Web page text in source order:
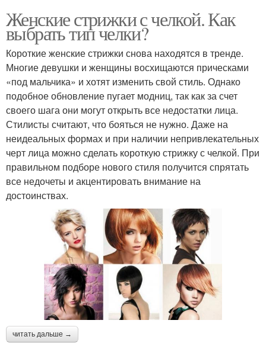
Женские стрижки с челкой. Как
выбрать тип челки?
Короткие женские стрижки снова находятся в тренде.
Многие девушки и женщины восхищаются прическами
«под мальчика» и хотят изменить свой стиль. Однако
подобное обновление пугает модниц, так как за счет
своего шага они могут открыть все недостатки лица.
Стилисты считают, что бояться не нужно. Даже на
неидеальных формах и при наличии непривлекательных
черт лица можно сделать короткую стрижку с челкой. При
правильном подборе нового стиля получится спрятать
все недочеты и акцентировать внимание на
достоинствах.
читать дальше →